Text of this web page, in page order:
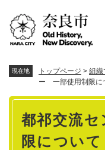
現在地 トップページ > 組織
ー 一部使用制限に
本
都祁交流
限について